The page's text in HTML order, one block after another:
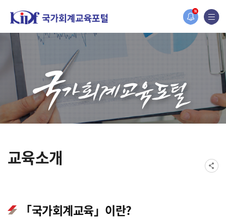
N
홈페이지가 새롭게 개편되었습니다.
한국조세재정연구원홈페이지가 새롭게 개설되었습니다.
교육소개
「국가회계교육」이란?